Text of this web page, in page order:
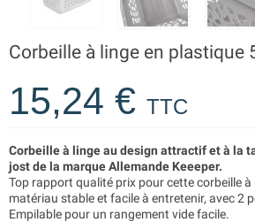
Corbeille à linge en plastique
15,24 € TTC
Corbeille à linge au design attractif et à la
jost de la marque Allemande Keeeper.
Top rapport qualité prix pour cette corbeille à
matériau stable et facile à entretenir, avec 2
Empilable pour un rangement vide facile.